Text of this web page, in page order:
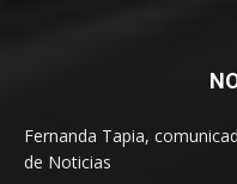
Fernanda Tapia,
de Noticias